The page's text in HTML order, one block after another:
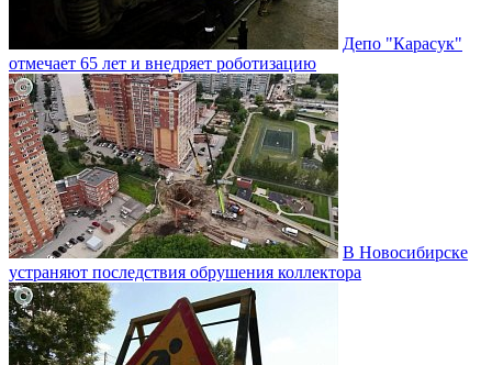
Депо "Карасук"
отмечает 65 лет и внедряет роботизацию
В Новосибирске
устраняют последствия обрушения коллектора